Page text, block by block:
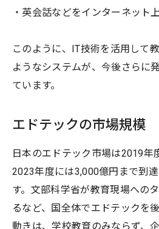
・英会話などをインターネット
このように、IT技術を活用して
ようなシステムが、今後さらに
ています。
エドテックの市場規模
日本のエドテック市場は2019年
2023年度には3,000億円まで到
す。文部科学省が教育現場への
るなど、国全体でエドテックを
動きは、学校教育のみならず、